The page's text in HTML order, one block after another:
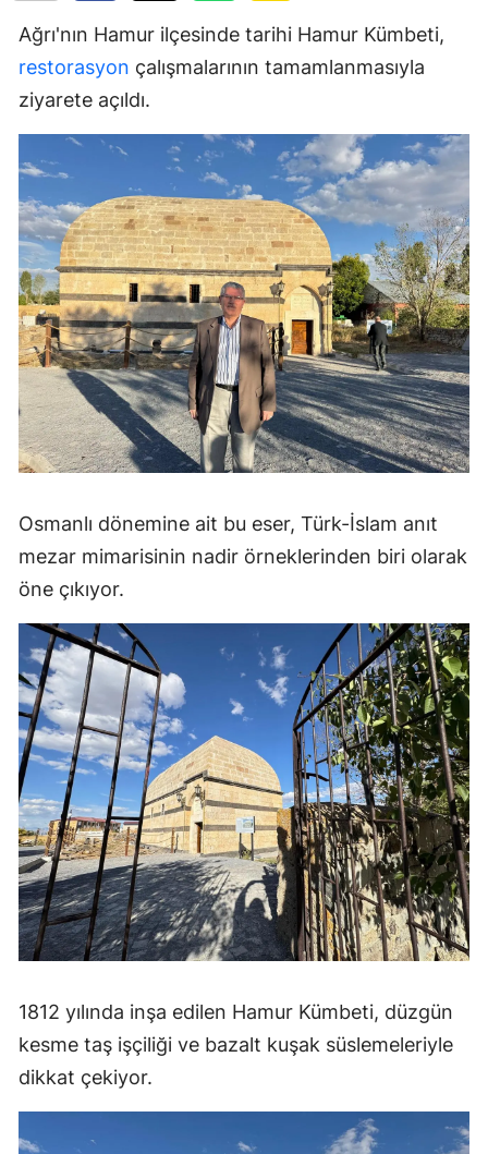
Ağrı'nın Hamur ilçesinde tarihi Hamur Kümbeti,
restorasyon çalışmalarının tamamlanmasıyla
ziyarete açıldı.
Osmanlı dönemine ait bu eser, Türk-İslam anıt
mezar mimarisinin nadir örneklerinden biri olarak
öne çıkıyor.
1812 yılında inşa edilen Hamur Kümbeti, düzgün
kesme taş işçiliği ve bazalt kuşak süslemeleriyle
dikkat çekiyor.